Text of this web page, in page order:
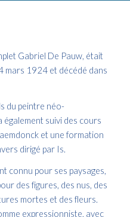
Gabriel De Pauw, était
mars 1924 et décédé dans
du peintre néo-
également suivi des cours
et une formation
dirigé par Is.
connu pour ses paysages,
des figures, des nus, des
mortes et des fleurs.
expressionniste, avec